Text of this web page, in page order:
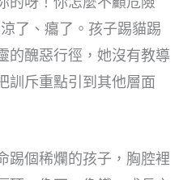
了、癟了。孩子踢貓踢
的醜惡行徑，她沒有教導
訓斥重點引到其他層面
踢個稀爛的孩子，胸腔裡